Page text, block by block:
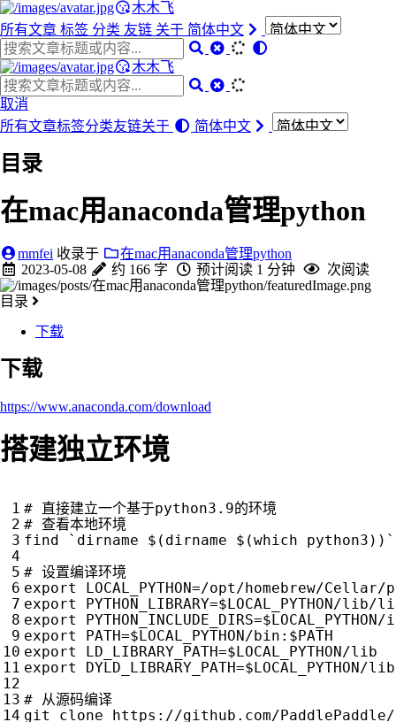
木木飞
所有文章 标签 分类 友链 关于 简体中文
木木飞
取消
所有文章标签分类友链关于 简体中文
目录
在mac用anaconda管理python
mmfei 收录于
在mac用anaconda管理python
2023-05-08
约 166 字 预计阅读 1 分钟 次阅读
目录
下载
下载
https://www.anaconda.com/download
搭建独立环境
# 直接建立一个基于python3.9的环境
# 查看本地环境
find
` dirname $( dirname $(which python3 )) `
# 设置编译环境
export
LOCAL_PYTHON=/opt/homebrew/Cellar/
export
PYTHON_LIBRARY=$LOCAL_PYTHON
export
PYTHON_INCLUDE_DIRS=$LOCAL_PYTHON
export
PATH=$LOCAL_PYTHON /bin: $PATH
export
LD_LIBRARY_PATH=$LOCAL_PYTHON
export
DYLD_LIBRARY_PATH=$LOCAL_PYTHON /lib
# 从源码编译